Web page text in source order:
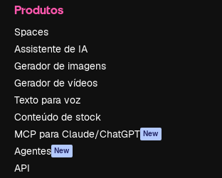
Produtos
Spaces
Assistente de IA
Gerador de imagens
Gerador de vídeos
Texto para voz
Conteúdo de stock
MCP para Claude/ChatGPT New
Agentes New
API